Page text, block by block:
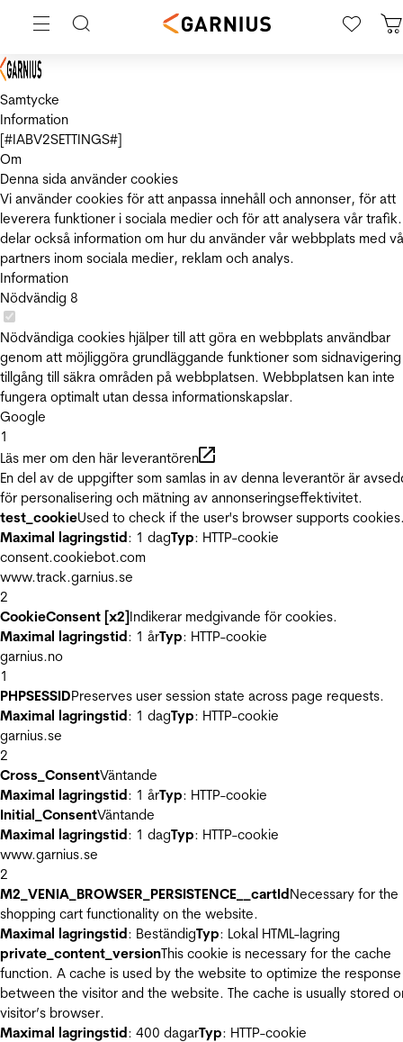
Samtycke
Information
[#IABV2SETTINGS#]
Om
Denna sida använder cookies
Vi använder cookies för att anpassa innehåll och annonser, för att
leverera funktioner i sociala medier och för att analysera vår
delar också information om hur du använder vår webbplats med
partners inom sociala medier, reklam och analys.
Information
Nödvändig 8
Nödvändiga cookies hjälper till att göra en webbplats användbar
genom att möjliggöra grundläggande funktioner som
tillgång till säkra områden på webbplatsen. Webbplatsen kan inte
fungera optimalt utan dessa informationskapslar.
Google
1
Läs mer om den här leverantören
En del av de uppgifter som samlas in av denna leverantör är
för personalisering och mätning av annonseringseffektivitet.
test_cookieUsed to check if the user's browser supports
Maximal lagringstid: 1 dagTyp: HTTP-cookie
consent.cookiebot.com
www.track.garnius.se
2
CookieConsent [x2]Indikerar medgivande för cookies.
Maximal lagringstid: 1 årTyp: HTTP-cookie
garnius.no
1
PHPSESSIDPreserves user session state across page requests.
Maximal lagringstid: 1 dagTyp: HTTP-cookie
garnius.se
2
Cross_ConsentVäntande
Maximal lagringstid: 1 årTyp: HTTP-cookie
Initial_ConsentVäntande
Maximal lagringstid: 1 dagTyp: HTTP-cookie
www.garnius.se
2
M2_VENIA_BROWSER_PERSISTENCE__cartIdNecessary for the
shopping cart functionality on the website.
Maximal lagringstid: BeständigTyp: Lokal HTML-lagring
private_content_versionThis cookie is necessary for the cache
function. A cache is used by the website to optimize the
between the visitor and the website. The cache is usually stored
visitor’s browser.
Maximal lagringstid: 400 dagarTyp: HTTP-cookie